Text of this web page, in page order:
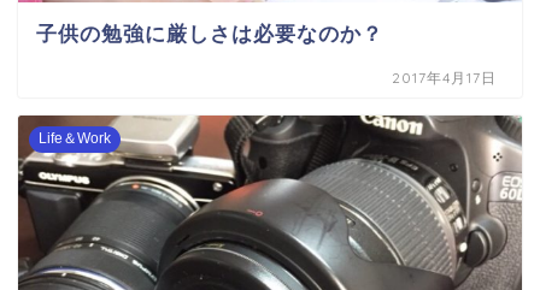
子供の勉強に厳しさは必要なのか？
2017年4月17日
Life＆Work